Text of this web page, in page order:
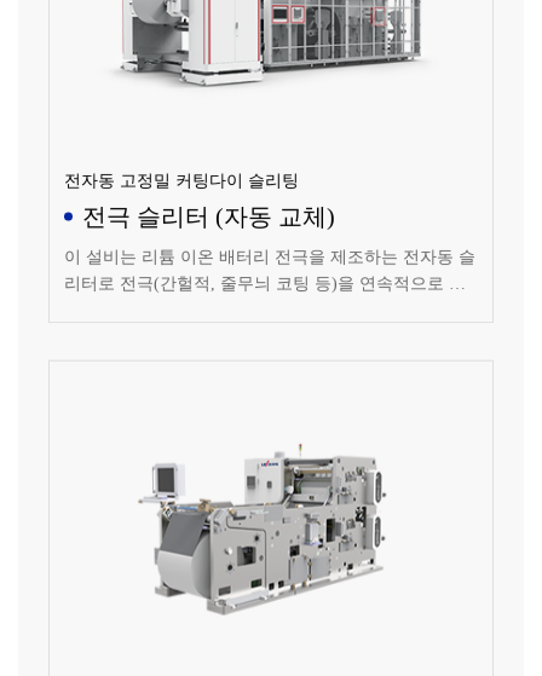
전자동 고정밀 커팅다이 슬리팅
전극 슬리터 (자동 교체)
이 설비는 리튬 이온 배터리 전극을 제조하는 전자동 슬
리터로 전극(간헐적, 줄무늬 코팅 등)을 연속적으로 슬